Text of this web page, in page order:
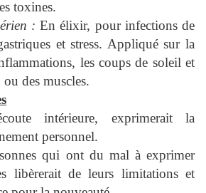
toxines.
: En élixir, pour infections de
et stress. Appliqué sur la
les coups de soleil et
des muscles.
intérieure, exprimerait la
personnel.
qui ont du mal à exprimer
libèrerait de leurs limitations et